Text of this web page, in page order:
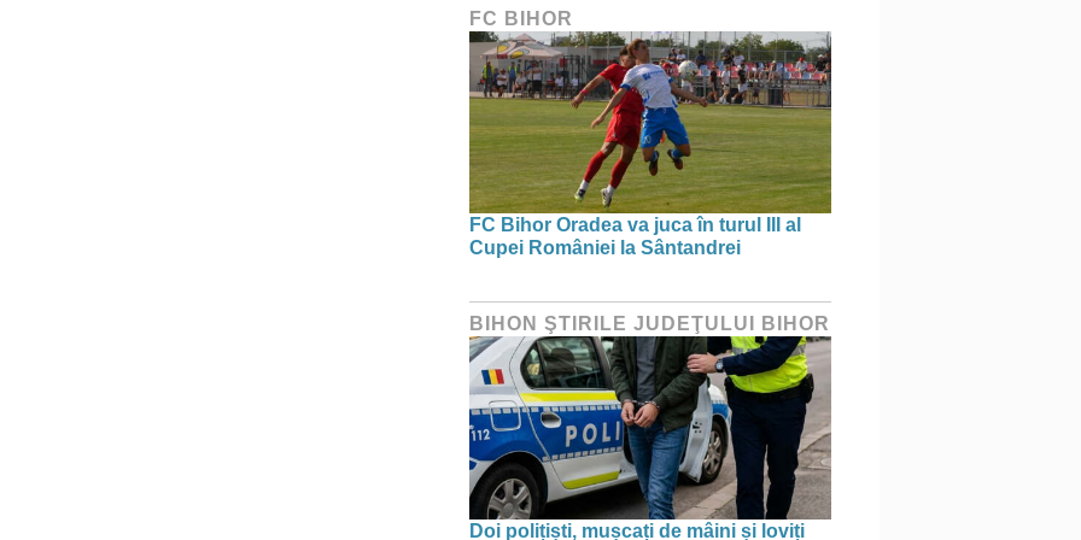
FC BIHOR
FC Bihor Oradea va juca în turul III al
Cupei României la Sântandrei
BIHON ŞTIRILE JUDEŢULUI BIHOR
Doi polițiști, mușcați de mâini și loviți